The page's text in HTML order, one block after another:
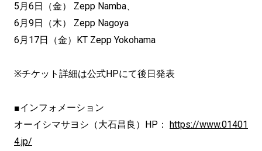
5月6日（金） Zepp Namba、
6月9日（木） Zepp Nagoya
6月17日（金）KT Zepp Yokohama
※チケット詳細は公式HPにて後日発表
■インフォメーション
オーイシマサヨシ（大石昌良）HP：
https://www.01401
4.jp/